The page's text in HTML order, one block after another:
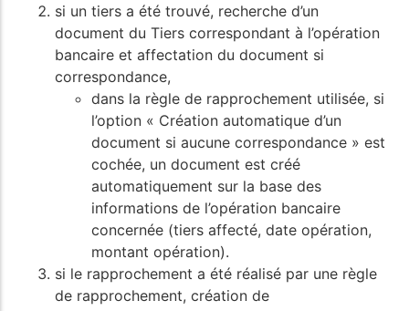
si un tiers a été trouvé, recherche d’un
document du Tiers correspondant à l’opération
bancaire et affectation du document si
correspondance,
dans la règle de rapprochement utilisée, si
l’option « Création automatique d’un
document si aucune correspondance » est
cochée, un document est créé
automatiquement sur la base des
informations de l’opération bancaire
concernée (tiers affecté, date opération,
montant opération).
si le rapprochement a été réalisé par une règle
de rapprochement, création de